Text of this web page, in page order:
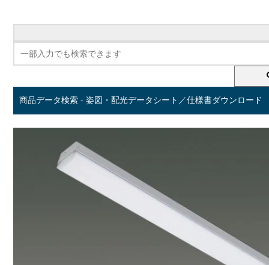
商品データ検索 - 姿図・配光データシート／仕様書ダウンロード